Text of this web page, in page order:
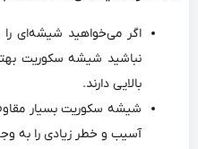
اگر می‌خواهید شیشه‌ای
نباشید شیشه سکوریت
بالایی دارند.
شیشه سکوریت بسیار
آسیب و خطر زیادی را به